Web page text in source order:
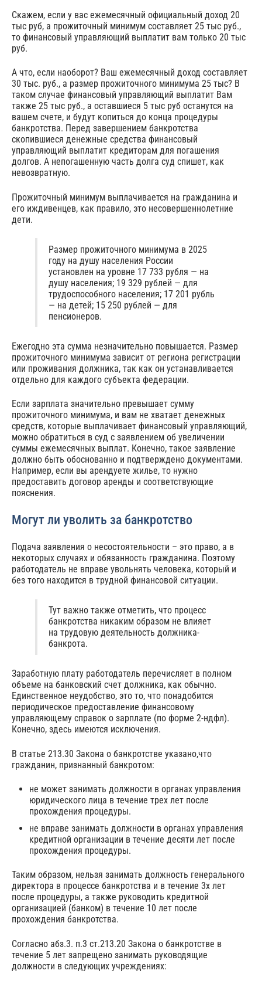
Скажем, если у вас ежемесячный официальный доход 20
тыс руб, а прожиточный минимум составляет 25 тыс руб.,
то финансовый управляющий выплатит вам только 20 тыс
руб.
А что, если наоборот? Ваш ежемесячный доход составляет
30 тыс. руб., а размер прожиточного минимума 25 тыс? В
таком случае финансовый управляющий выплатит Вам
также 25 тыс руб., а оставшиеся 5 тыс руб останутся на
вашем счете, и будут копиться до конца процедуры
банкротства. Перед завершением банкротства
скопившиеся денежные средства финансовый
управляющий выплатит кредиторам для погашения
долгов. А непогашенную часть долга суд спишет, как
невозвратную.
Прожиточный минимум выплачивается на гражданина и
его иждивенцев, как правило, это несовершеннолетние
дети.
Размер прожиточного минимума в 2025
году на душу населения России
установлен на уровне 17 733 рубля — на
душу населения; 19 329 рублей — для
трудоспособного населения; 17 201 рубль
— на детей; 15 250 рублей — для
пенсионеров.
Ежегодно эта сумма незначительно повышается. Размер
прожиточного минимума зависит от региона регистрации
или проживания должника, так как он устанавливается
отдельно для каждого субъекта федерации.
Если зарплата значительно превышает сумму
прожиточного минимума, и вам не хватает денежных
средств, которые выплачивает финансовый управляющий,
можно обратиться в суд с заявлением об увеличении
суммы ежемесячных выплат. Конечно, такое заявление
должно быть обоснованно и подтверждено документами.
Например, если вы арендуете жилье, то нужно
предоставить договор аренды и соответствующие
пояснения.
Могут ли уволить за банкротство
Подача заявления о несостоятельности – это право, а в
некоторых случаях и обязанность гражданина. Поэтому
работодатель не вправе увольнять человека, который и
без того находится в трудной финансовой ситуации.
Тут важно также отметить, что процесс
банкротства никаким образом не влияет
на трудовую деятельность должника-
банкрота.
Заработную плату работодатель перечисляет в полном
объеме на банковский счет должника, как обычно.
Единственное неудобство, это то, что понадобится
периодическое предоставление финансовому
управляющему справок о зарплате (по форме 2-ндфл).
Конечно, здесь имеются исключения.
В статье 213.30 Закона о банкротстве указано,что
гражданин, признанный банкротом:
не может занимать должности в органах управления
юридического лица в течение трех лет после
прохождения процедуры.
не вправе занимать должности в органах управления
кредитной организации в течение десяти лет после
прохождения процедуры.
Таким образом, нельзя занимать должность генерального
директора в процессе банкротства и в течение 3х лет
после процедуры, а также руководить кредитной
организацией (банком) в течение 10 лет после
прохождения банкротства.
Согласно абз.3. п.3 ст.213.20 Закона о банкротстве в
течение 5 лет запрещено занимать руководящие
должности в следующих учреждениях: